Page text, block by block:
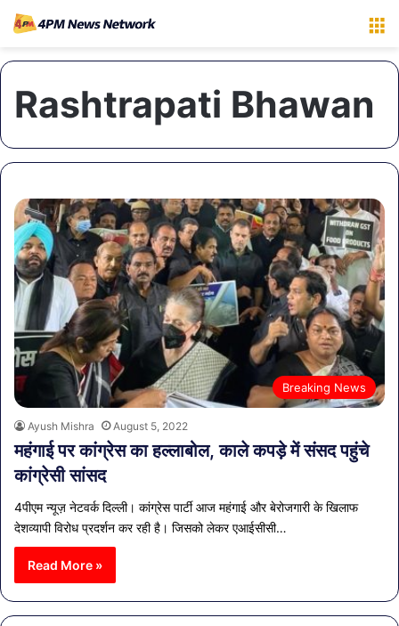
Rashtrapati Bhawan
Breaking News
Ayush Mishra August 5, 2022
महंगाई पर कांग्रेस का हल्लाबोल, काले कपड़े में संसद पहुंचे
कांग्रेसी सांसद
4पीएम न्यूज़ नेटवर्क दिल्ली। कांग्रेस पार्टी आज महंगाई और बेरोजगारी के खिलाफ
देशव्यापी विरोध प्रदर्शन कर रही है। जिसको लेकर एआईसीसी…
Read More »